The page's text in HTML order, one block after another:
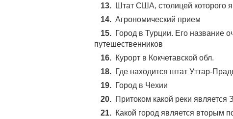
13.
Штат США, столицей которого
14. Агрономический прием
15. Город в Турции. Его название
путешественников
16. Курорт в Кокчетавской обл.
18. Где находится штат Уттар-
19. Город в Чехии
20. Притоком какой реки является
21. Какой город является вторым